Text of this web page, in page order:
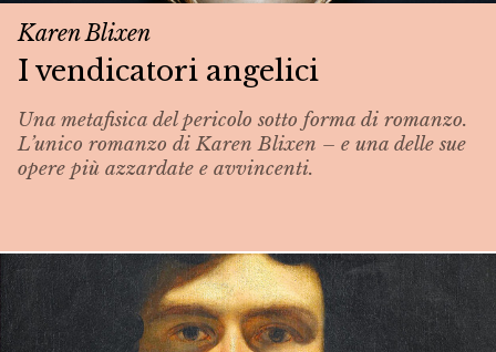
Karen Blixen
I vendicatori angelici
Una metafisica del pericolo sotto forma di romanzo.
L’unico romanzo di Karen Blixen – e una delle sue
opere più azzardate e avvincenti.